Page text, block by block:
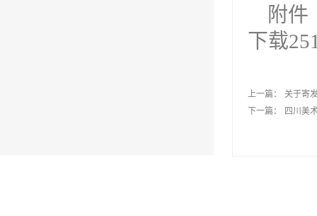
附件
下载
上一篇：
关于寄
下一篇：
四川美